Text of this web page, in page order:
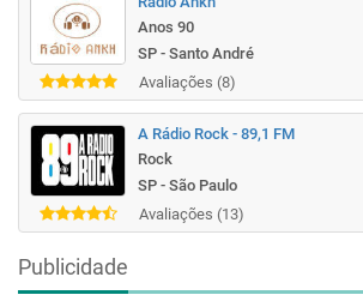
Anos 90
SP - Santo André
Avaliações (8)
A Rádio Rock - 89,1 FM
Rock
SP - São Paulo
Avaliações (13)
Publicidade